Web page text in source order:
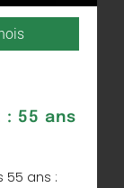
: 55 ans
55 ans :